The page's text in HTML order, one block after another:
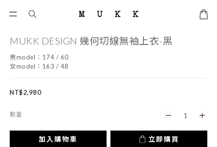
MUKK DESIGN 幾何切線無袖上衣-黑
男model：174 / 60
女model：163 / 48
NT$2,980
數量
加入購物車 立即購買